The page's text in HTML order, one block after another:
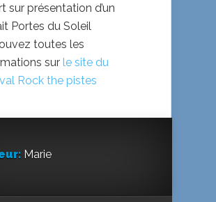
sur présentation d’un
Portes du Soleil
toutes les
sur le site du
Rock the pistes
Marie